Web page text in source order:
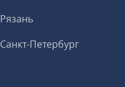
Рязань
Санкт-Петербург